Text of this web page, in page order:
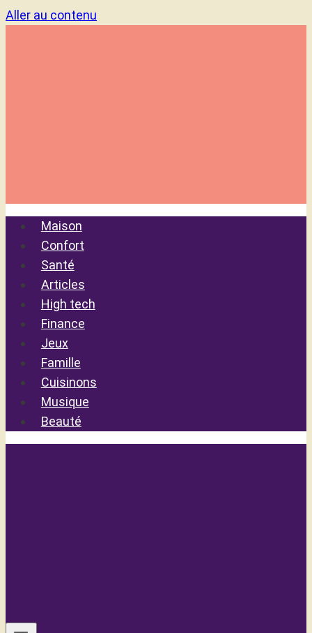
Aller au contenu
Maison
Confort
Santé
Articles
High tech
Finance
Jeux
Famille
Cuisinons
Musique
Beauté